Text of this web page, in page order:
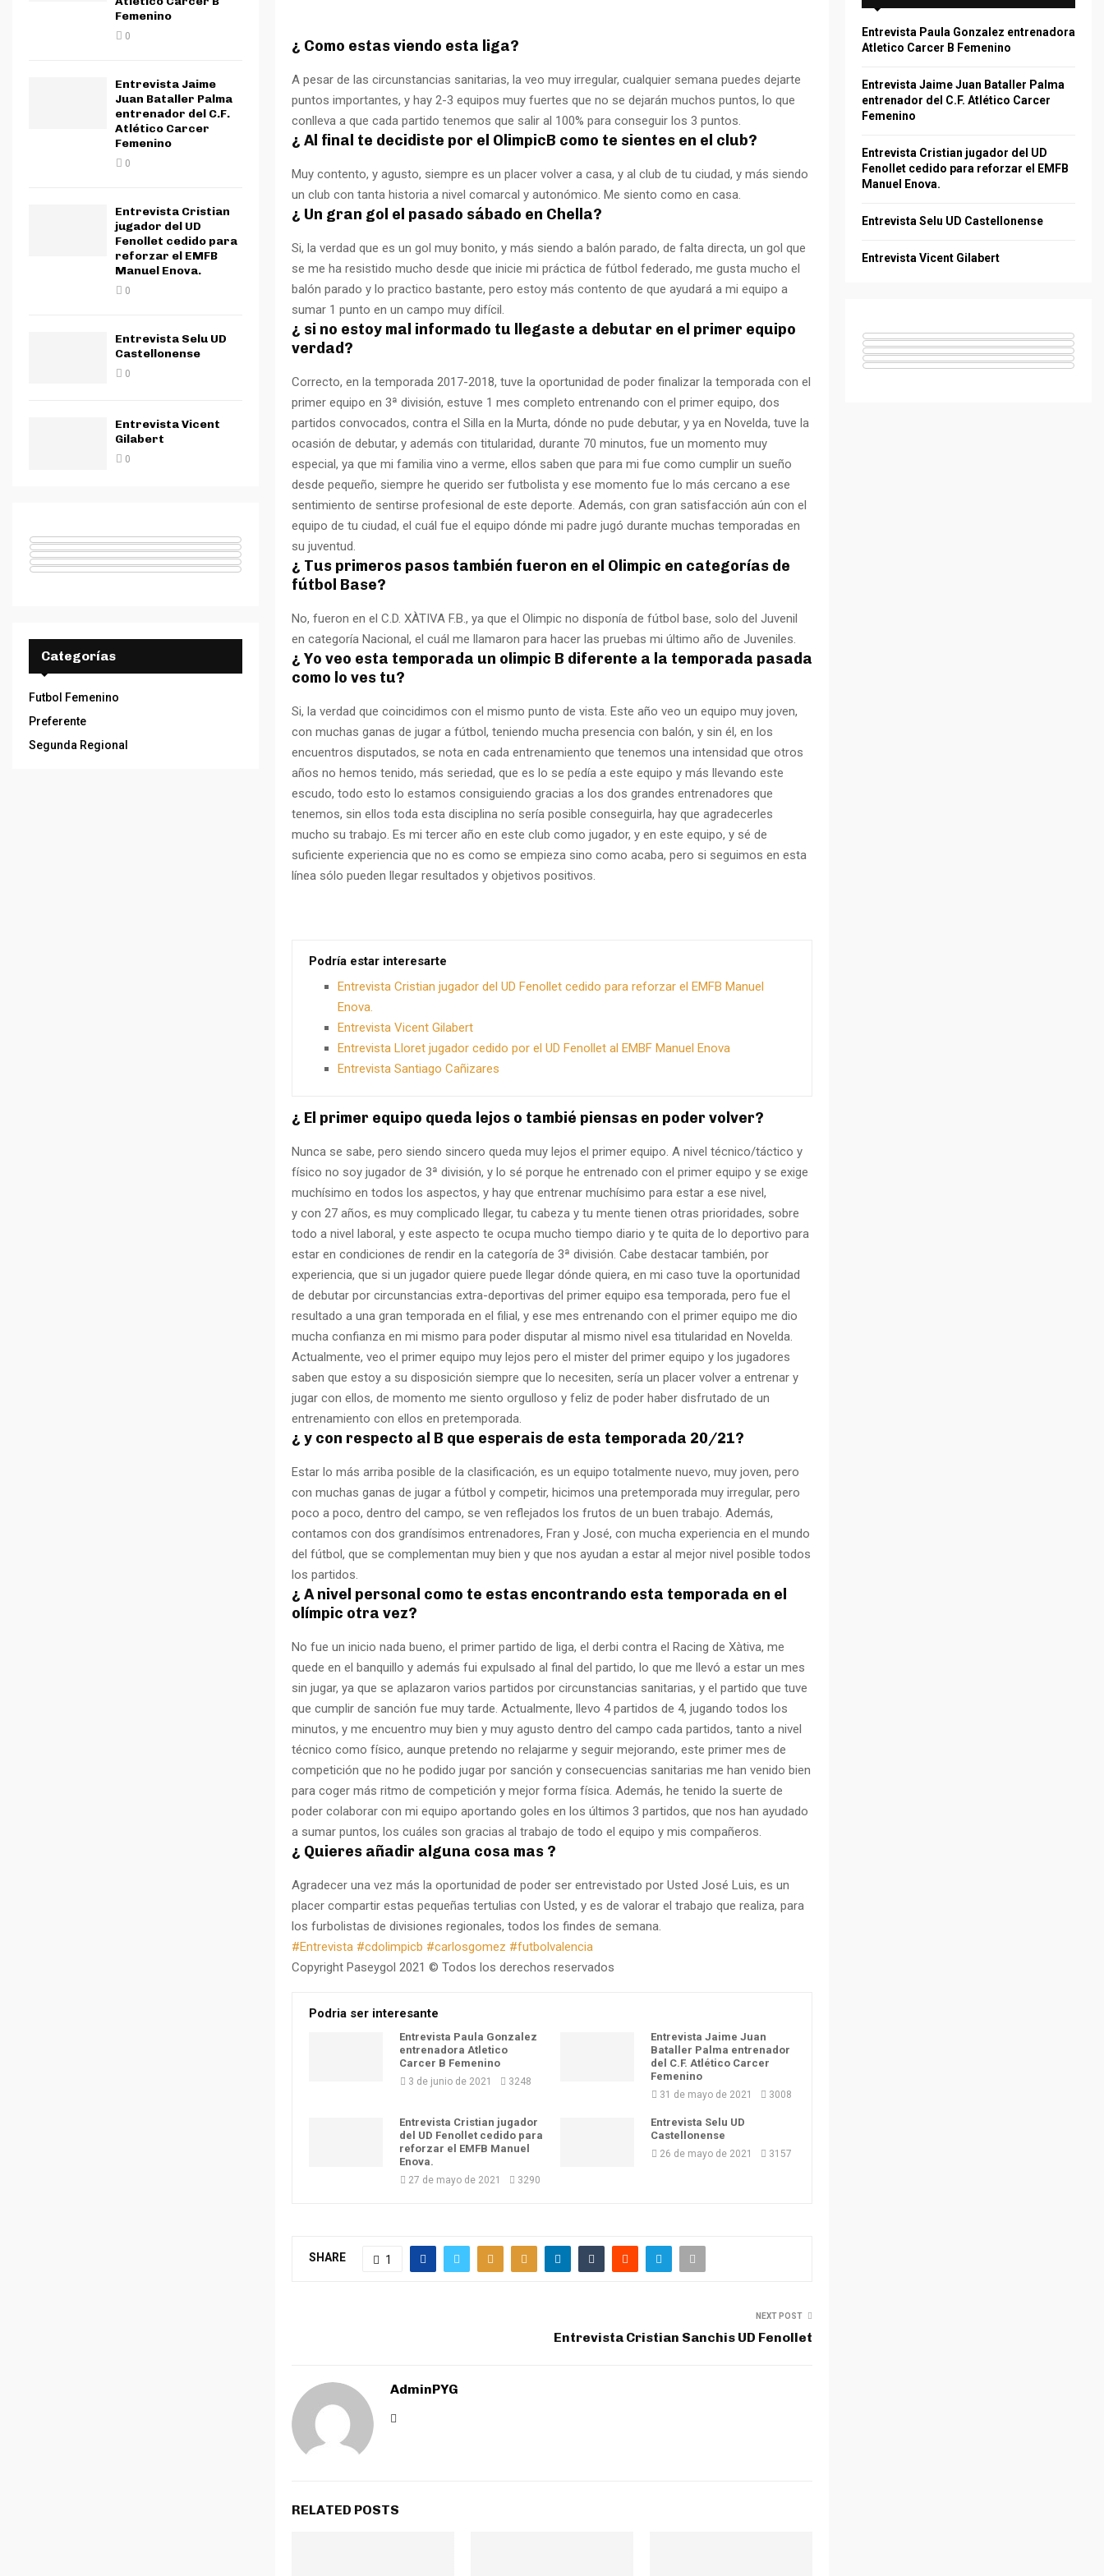
¿ Como estas viendo esta liga?
A pesar de las circunstancias sanitarias, la veo muy irregular, cualquier semana puedes dejarte
puntos importantes, y hay 2-3 equipos muy fuertes que no se dejarán muchos puntos, lo que
conlleva a que cada partido tenemos que salir al 100% para conseguir los 3 puntos.
¿ Al final te decidiste por el OlimpicB como te sientes en el club?
Muy contento, y agusto, siempre es un placer volver a casa, y al club de tu ciudad, y más siendo
un club con tanta historia a nivel comarcal y autonómico. Me siento como en casa.
¿ Un gran gol el pasado sábado en Chella?
Si, la verdad que es un gol muy bonito, y más siendo a balón parado, de falta directa, un gol que
se me ha resistido mucho desde que inicie mi práctica de fútbol federado, me gusta mucho el
balón parado y lo practico bastante, pero estoy más contento de que ayudará a mi equipo a
sumar 1 punto en un campo muy difícil.
¿ si no estoy mal informado tu llegaste a debutar en el primer equipo
verdad?
Correcto, en la temporada 2017-2018, tuve la oportunidad de poder finalizar la temporada con el
primer equipo en 3ª división, estuve 1 mes completo entrenando con el primer equipo, dos
partidos convocados, contra el Silla en la Murta, dónde no pude debutar, y ya en Novelda, tuve la
ocasión de debutar, y además con titularidad, durante 70 minutos, fue un momento muy
especial, ya que mi familia vino a verme, ellos saben que para mi fue como cumplir un sueño
desde pequeño, siempre he querido ser futbolista y ese momento fue lo más cercano a ese
sentimiento de sentirse profesional de este deporte. Además, con gran satisfacción aún con el
equipo de tu ciudad, el cuál fue el equipo dónde mi padre jugó durante muchas temporadas en
su juventud.
¿ Tus primeros pasos también fueron en el Olimpic en categorías de
fútbol Base?
No, fueron en el C.D. XÀTIVA F.B., ya que el Olimpic no disponía de fútbol base, solo del Juvenil
en categoría Nacional, el cuál me llamaron para hacer las pruebas mi último año de Juveniles.
¿ Yo veo esta temporada un olimpic B diferente a la temporada pasada
como lo ves tu?
Si, la verdad que coincidimos con el mismo punto de vista. Este año veo un equipo muy joven,
con muchas ganas de jugar a fútbol, teniendo mucha presencia con balón, y sin él, en los
encuentros disputados, se nota en cada entrenamiento que tenemos una intensidad que otros
años no hemos tenido, más seriedad, que es lo se pedía a este equipo y más llevando este
escudo, todo esto lo estamos consiguiendo gracias a los dos grandes entrenadores que
tenemos, sin ellos toda esta disciplina no sería posible conseguirla, hay que agradecerles
mucho su trabajo. Es mi tercer año en este club como jugador, y en este equipo, y sé de
suficiente experiencia que no es como se empieza sino como acaba, pero si seguimos en esta
línea sólo pueden llegar resultados y objetivos positivos.
Podría estar interesarte
Entrevista Cristian jugador del UD Fenollet cedido para reforzar el EMFB Manuel
Enova.
Entrevista Vicent Gilabert
Entrevista Lloret jugador cedido por el UD Fenollet al EMBF Manuel Enova
Entrevista Santiago Cañizares
¿ El primer equipo queda lejos o tambié piensas en poder volver?
Nunca se sabe, pero siendo sincero queda muy lejos el primer equipo. A nivel técnico/táctico y
físico no soy jugador de 3ª división, y lo sé porque he entrenado con el primer equipo y se exige
muchísimo en todos los aspectos, y hay que entrenar muchísimo para estar a ese nivel,
y con 27 años, es muy complicado llegar, tu cabeza y tu mente tienen otras prioridades, sobre
todo a nivel laboral, y este aspecto te ocupa mucho tiempo diario y te quita de lo deportivo para
estar en condiciones de rendir en la categoría de 3ª división. Cabe destacar también, por
experiencia, que si un jugador quiere puede llegar dónde quiera, en mi caso tuve la oportunidad
de debutar por circunstancias extra-deportivas del primer equipo esa temporada, pero fue el
resultado a una gran temporada en el filial, y ese mes entrenando con el primer equipo me dio
mucha confianza en mi mismo para poder disputar al mismo nivel esa titularidad en Novelda.
Actualmente, veo el primer equipo muy lejos pero el mister del primer equipo y los jugadores
saben que estoy a su disposición siempre que lo necesiten, sería un placer volver a entrenar y
jugar con ellos, de momento me siento orgulloso y feliz de poder haber disfrutado de un
entrenamiento con ellos en pretemporada.
¿ y con respecto al B que esperais de esta temporada 20/21?
Estar lo más arriba posible de la clasificación, es un equipo totalmente nuevo, muy joven, pero
con muchas ganas de jugar a fútbol y competir, hicimos una pretemporada muy irregular, pero
poco a poco, dentro del campo, se ven reflejados los frutos de un buen trabajo. Además,
contamos con dos grandísimos entrenadores, Fran y José, con mucha experiencia en el mundo
del fútbol, que se complementan muy bien y que nos ayudan a estar al mejor nivel posible todos
los partidos.
¿ A nivel personal como te estas encontrando esta temporada en el
olímpic otra vez?
No fue un inicio nada bueno, el primer partido de liga, el derbi contra el Racing de Xàtiva, me
quede en el banquillo y además fui expulsado al final del partido, lo que me llevó a estar un mes
sin jugar, ya que se aplazaron varios partidos por circunstancias sanitarias, y el partido que tuve
que cumplir de sanción fue muy tarde. Actualmente, llevo 4 partidos de 4, jugando todos los
minutos, y me encuentro muy bien y muy agusto dentro del campo cada partidos, tanto a nivel
técnico como físico, aunque pretendo no relajarme y seguir mejorando, este primer mes de
competición que no he podido jugar por sanción y consecuencias sanitarias me han venido bien
para coger más ritmo de competición y mejor forma física. Además, he tenido la suerte de
poder colaborar con mi equipo aportando goles en los últimos 3 partidos, que nos han ayudado
a sumar puntos, los cuáles son gracias al trabajo de todo el equipo y mis compañeros.
¿ Quieres añadir alguna cosa mas ?
Agradecer una vez más la oportunidad de poder ser entrevistado por Usted José Luis, es un
placer compartir estas pequeñas tertulias con Usted, y es de valorar el trabajo que realiza, para
los furbolistas de divisiones regionales, todos los findes de semana.
#Entrevista #cdolimpicb #carlosgomez #futbolvalencia
Copyright Paseygol 2021 © Todos los derechos reservados
Podria ser interesante
Entrevista Paula Gonzalez
entrenadora Atletico
Carcer B Femenino
3 de junio de 2021 3248
Entrevista Jaime Juan
Bataller Palma entrenador
del C.F. Atlético Carcer
Femenino
31 de mayo de 2021 3008
Entrevista Cristian jugador
del UD Fenollet cedido para
reforzar el EMFB Manuel
Enova.
27 de mayo de 2021 3290
Entrevista Selu UD
Castellonense
26 de mayo de 2021 3157
SHARE 1
NEXT POST
Entrevista Cristian Sanchis UD Fenollet
AdminPYG
RELATED POSTS
Femenino
0
Entrevista Jaime
Juan Bataller Palma
entrenador del C.F.
Atlético Carcer
Femenino
0
Entrevista Cristian
jugador del UD
Fenollet cedido para
reforzar el EMFB
Manuel Enova.
0
Entrevista Selu UD
Castellonense
0
Entrevista Vicent
Gilabert
0
Categorías
Futbol Femenino
Preferente
Segunda Regional
r
:
A
R
Entrevista Paula Gonzalez entrenadora
Atletico Carcer B Femenino
Entrevista Jaime Juan Bataller Palma
entrenador del C.F. Atlético Carcer
Femenino
Entrevista Cristian jugador del UD
Fenollet cedido para reforzar el EMFB
Manuel Enova.
Entrevista Selu UD Castellonense
Entrevista Vicent Gilabert